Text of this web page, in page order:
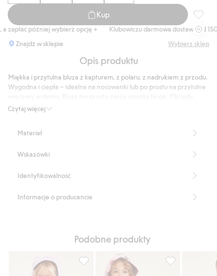
Kup
później wybierz opcję +
Klubowiczu darmowa dostawa od 150
Znajdź w sklepie
Wybierz sklep
Opis produktu
Czytaj więcej
Miękka i przytulna bluza z kapturem, z polaru, z nadrukiem z przodu.
Wygodna i ciepła – idealna na nocowanki lub po prostu na przytulne
dekolt z dużym kapturem. Kieszenie w szwach bocznych. Duży
Numer artykułu
Materiał
Wskazówki
Identyfikowalność
Informacje o producencie
Podobne produkty
Długa bluza z polaru, z kapturem i
Polarowa